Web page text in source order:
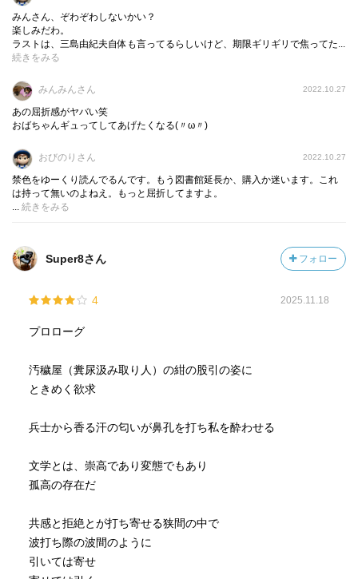
P129「私は自分を『死』に見捨てられた人間だと感じるこ
とのほうを好んだ」
死というものに対して、戦争というものに対して、「常に
こう思う」という軸のようなものはなかったのかもしれな
い。それは流動的に、変容していたのかもしれない。ある
時は戦死を願い、ある時は戦死をおそれる。それは彼の中
でも、うまく答えを出せなかった問題かもしれない。考え
ているうちに、サイレンが鳴り、防空壕へ行ったり招集さ
れたり。そんな時代だったのだと思う。
ないことだけれど、戦時中の当時は、そもそもの「命の尊
さ」の、「尊い」という言葉の意味合いを、異なって解釈
自責の念を抱える彼の死への感覚はたぶん、彼と同じ時代
を生きている人とのそれとも異なっているのだろう。この
うまく伝わるかな。自分でもこれで合っているのか分から
なくなってきた。
そして、最大の衝撃は、この作品が出版された時彼はたっ
2022年早々ヘビーな読書ではあったけれど、この作品をき
次は、三島由紀夫つながりで第33回三島由紀夫賞を受賞し
た作品、宇佐見りんさんの「かか」を読む。
みんさん、ぞわぞわしないかい？
楽しみだわ。
ラストは、三島由紀夫自体も言ってるらしいけど、期限ギリギリで焦ってた...
続きをみる
みんみんさん 2022.10.27
あの屈折感がヤバい笑
おばちゃんギュってしてあげたくなる(〃ω〃)
おびのりさん 2022.10.27
禁色をゆーくり読んでるんです。もう図書館延長か、購入か迷います。これ
は持って無いのよねえ。もっと屈折してますよ。
... 続きをみる
Super8さん フォロー
4 2025.11.18
プロローグ
汚穢屋（糞尿汲み取り人）の紺の股引の姿に
ときめく欲求
兵士から香る汗の匂いが鼻孔を打ち私を酔わせる
文学とは、崇高であり変態でもあり
孤高の存在だ
共感と拒絶とが打ち寄せる狭間の中で
波打ち際の波間のように
引いては寄せ